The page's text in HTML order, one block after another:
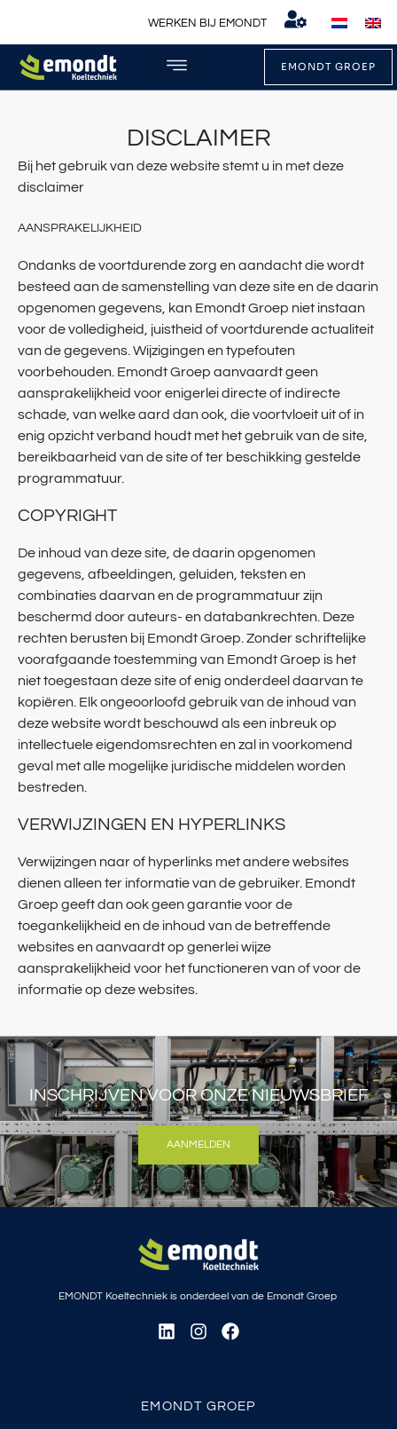
WERKEN BIJ EMONDT
EMONDT GROEP
DISCLAIMER
Bij het gebruik van deze website stemt u in met deze
disclaimer
AANSPRAKELIJKHEID
Ondanks de voortdurende zorg en aandacht die wordt
besteed aan de samenstelling van deze site en de daarin
opgenomen gegevens, kan Emondt Groep niet instaan
voor de volledigheid, juistheid of voortdurende actualiteit
van de gegevens. Wijzigingen en typefouten
voorbehouden. Emondt Groep aanvaardt geen
aansprakelijkheid voor enigerlei directe of indirecte
schade, van welke aard dan ook, die voortvloeit uit of in
enig opzicht verband houdt met het gebruik van de site,
bereikbaarheid van de site of ter beschikking gestelde
programmatuur.
COPYRIGHT
De inhoud van deze site, de daarin opgenomen
gegevens, afbeeldingen, geluiden, teksten en
combinaties daarvan en de programmatuur zijn
beschermd door auteurs- en databankrechten. Deze
rechten berusten bij Emondt Groep. Zonder schriftelijke
voorafgaande toestemming van Emondt Groep is het
niet toegestaan deze site of enig onderdeel daarvan te
kopiëren. Elk ongeoorloofd gebruik van de inhoud van
deze website wordt beschouwd als een inbreuk op
intellectuele eigendomsrechten en zal in voorkomend
geval met alle mogelijke juridische middelen worden
bestreden.
VERWIJZINGEN EN HYPERLINKS
Verwijzingen naar of hyperlinks met andere websites
dienen alleen ter informatie van de gebruiker. Emondt
Groep geeft dan ook geen garantie voor de
toegankelijkheid en de inhoud van de betreffende
websites en aanvaardt op generlei wijze
aansprakelijkheid voor het functioneren van of voor de
informatie op deze websites.
INSCHRIJVEN VOOR ONZE NIEUWSBRIEF
AANMELDEN
EMONDT Koeltechniek is onderdeel van de Emondt Groep
EMONDT GROEP